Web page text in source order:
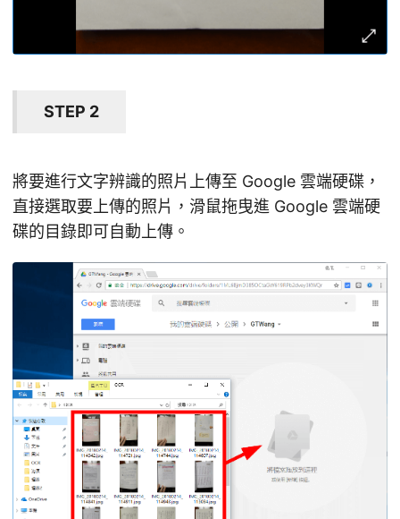
STEP 2
將要進行文字辨識的照片上傳至 Google 雲端硬碟，
直接選取要上傳的照片，滑鼠拖曳進 Google 雲端硬
碟的目錄即可自動上傳。